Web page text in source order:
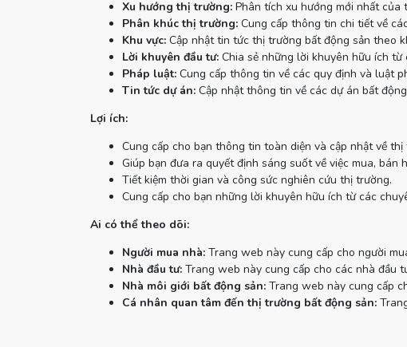
Xu hướng thị trường:Phân tích xu hướng mới nhất của
Phân khúc thị trường:Cung cấp thông tin chi tiết về
Khu vực:Cập nhật tin tức thị trường bất động sản theo
Lời khuyên đầu tư:Chia sẻ những lời khuyên hữu ích từ
Pháp luật:Cung cấp thông tin về các quy định và luật
Tin tức dự án:Cập nhật thông tin về các dự án bất
Lợi ích:
Cung cấp cho bạn thông tin toàn diện và cập nhật về
Giúp bạn đưa ra quyết định sáng suốt về việc mua, bán
Tiết kiệm thời gian và công sức nghiên cứu thị trường.
Cung cấp cho bạn những lời khuyên hữu ích từ các
Ai có thể theo dõi:
Người mua nhà:Trang web này cung cấp cho người
Nhà đầu tư:Trang web này cung cấp cho các nhà đầu
Nhà môi giới bất động sản:Trang web này cung cấp
Cá nhân quan tâm đến thị trường bất động sản: